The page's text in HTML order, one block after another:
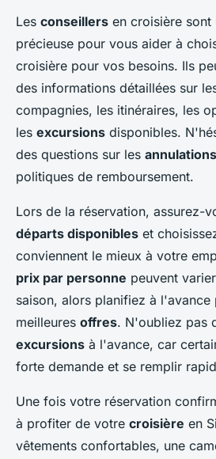
Les conseillers en croisière sont
précieuse pour vous aider à
croisière pour vos besoins. Ils
des informations détaillées sur
compagnies, les itinéraires, les
les excursions disponibles.
des questions sur les
politiques de remboursement.
Lors de la réservation, assurez-
départs disponibles et
conviennent le mieux à votre
prix par personne peuvent
saison, alors planifiez à l'avance
meilleures offres. N'oubliez pas
excursions à l'avance, car
forte demande et se remplir
Une fois votre réservation
à profiter de votre croisière en
vêtements confortables, une